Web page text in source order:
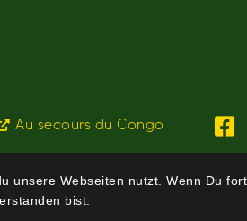
Au secours du Congo
unsere Webseiten nutzt. Wenn Du
bist.